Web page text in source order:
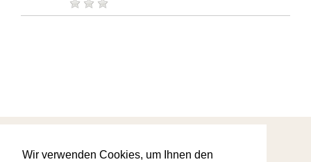
Wir verwenden Cookies, um Ihnen den
Warum wir